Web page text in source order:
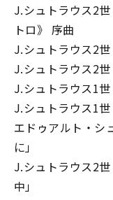
J.シュトラウス2
トロ》 序曲
J.シュトラウス2
J.シュトラウス2世
J.シュトラウス1
J.シュトラウス1世
エドゥアルト・シ
に」
J.シュトラウス2
中」